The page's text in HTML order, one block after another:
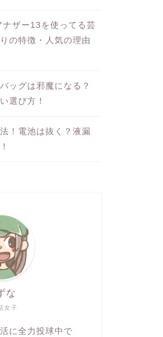
ナザー13を使ってる芸
の特徴・人気の理由
ッグは邪魔になる？
選び方！
！電池は抜く？液漏
女子
な
に全力投球中で